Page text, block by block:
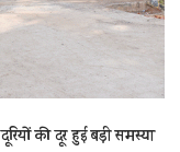
की दूर हुई बड़ी समस्या